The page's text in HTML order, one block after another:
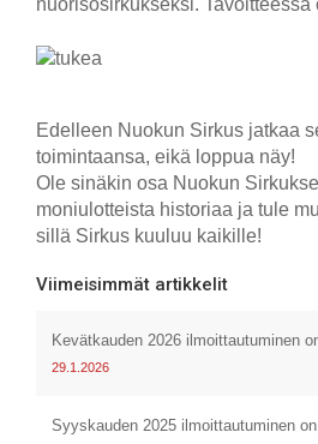
nuorisosirkukseksi. Tavoitteessa
Edelleen Nuokun Sirkus jatkaa
toimintaansa, eikä loppua näy!
Ole sinäkin osa Nuokun
moniulotteista historiaa ja tule
sillä Sirkus kuuluu kaikille!
Viimeisimmät artikkelit
Kevätkauden 2026 ilmoittautuminen
29.1.2026
Syyskauden 2025 ilmoittautuminen